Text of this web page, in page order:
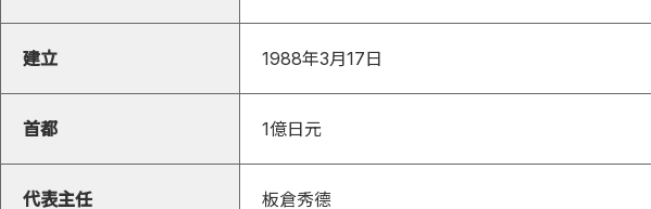
建立 1988年3月17日
首都 1億日元
代表主任 板倉秀德